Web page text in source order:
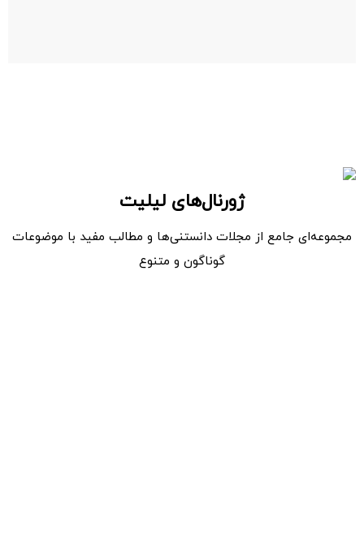
ژورنال‌های لیلیت
مجموعه‌ای جامع از مجلات دانستنی‌ها و مطالب مفید با موضوعات
گوناگون و متنوع